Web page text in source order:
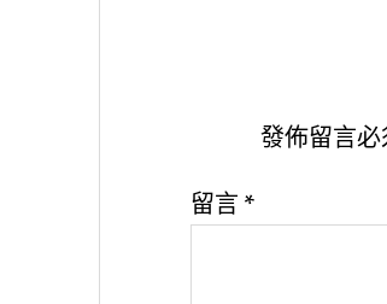
發佈留言必
留言 *